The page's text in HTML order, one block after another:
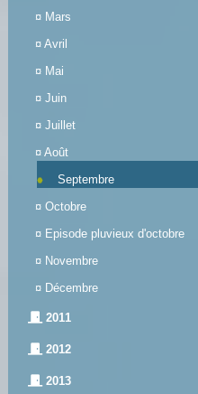
¤ Mars
¤ Avril
¤ Mai
¤ Juin
¤ Juillet
¤ Août
Septembre
¤ Octobre
¤ Episode pluvieux d'octobre
¤ Novembre
¤ Décembre
2011
2012
2013